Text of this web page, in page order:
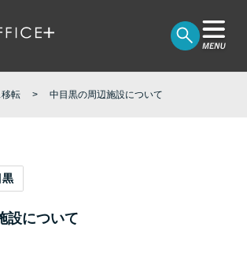
転 中目黒の周辺施設について
黒
設について